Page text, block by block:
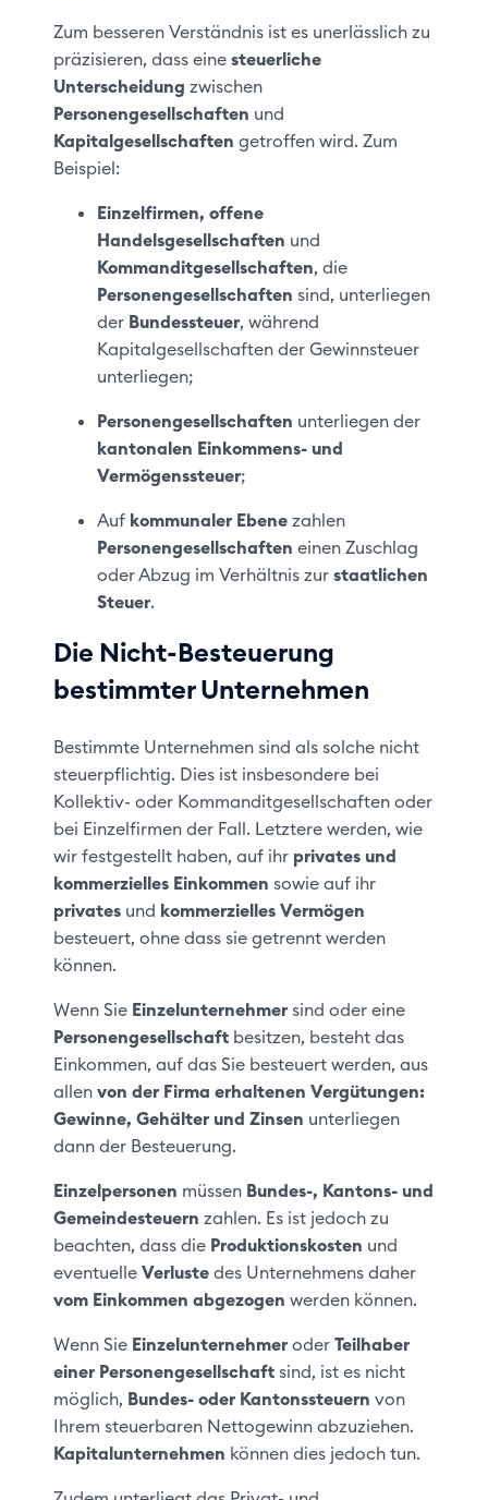
Zum besseren Verständnis ist es unerlässlich zu
präzisieren, dass einesteuerliche
Unterscheidung zwischen
Personengesellschaften und
Kapitalgesellschaften getroffen wird. Zum
Beispiel:
Einzelfirmen, offene
Handelsgesellschaften und
Kommanditgesellschaften, die
Personengesellschaften sind, unterliegen
der Bundessteuer, während
Kapitalgesellschaften der Gewinnsteuer
unterliegen;
Personengesellschaften unterliegen der
kantonalen Einkommens- und
Vermögenssteuer;
Auf kommunaler Ebene zahlen
Personengesellschafteneinen Zuschlag
oder Abzug im Verhältnis zurstaatlichen
Steuer.
Die Nicht-Besteuerung
bestimmter Unternehmen
Bestimmte Unternehmen sind als solche nicht
steuerpflichtig. Dies ist insbesondere bei
Kollektiv- oder Kommanditgesellschaften oder
bei Einzelfirmen der Fall. Letztere werden, wie
wir festgestellt haben, auf ihr privates und
kommerzielles Einkommen sowie auf ihr
privates und kommerzielles Vermögen
besteuert, ohne dass sie getrennt werden
können.
Wenn Sie Einzelunternehmer sind oder eine
Personengesellschaft besitzen, besteht das
Einkommen, auf das Sie besteuert werden, aus
allenvon der Firma erhaltenen Vergütungen:
Gewinne, Gehälter und Zinsen unterliegen
dann der Besteuerung.
Einzelpersonen müssen Bundes-, Kantons- und
Gemeindesteuern zahlen. Es ist jedoch zu
beachten, dass die Produktionskosten und
eventuelleVerlustedes Unternehmens daher
vom Einkommen abgezogen werden können.
Wenn Sie Einzelunternehmer oderTeilhaber
einer Personengesellschaft sind, ist es nicht
möglich, Bundes- oder Kantonssteuern von
Ihrem steuerbaren Nettogewinn abzuziehen.
Kapitalunternehmen können dies jedoch tun.